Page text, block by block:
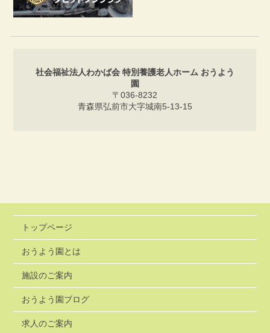
社会福祉法人わかば会 特別養護老人ホーム おうよう
園
〒036-8232
青森県弘前市大字城南5-13-15
トップページ
おうよう園とは
施設のご案内
おうよう園ブログ
求人のご案内